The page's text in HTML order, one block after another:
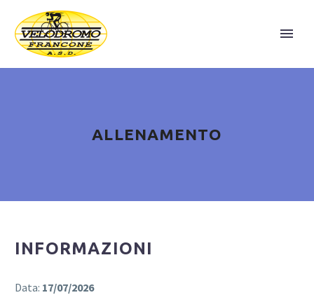
ALLENAMENTO
INFORMAZIONI
Data: 17/07/2026